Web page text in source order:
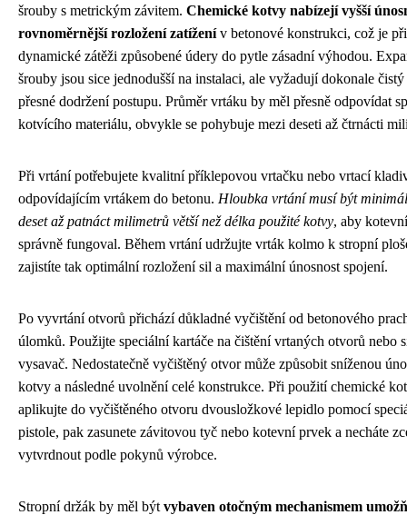
šrouby s metrickým závitem. Chemické kotvy nabízejí vyšší
rovnoměrnější rozložení zatíženív betonové konstrukci, což je při
dynamické zátěži způsobené údery do pytle zásadní výhodou.
šrouby jsou sice jednodušší na instalaci, ale vyžadují dokonale
přesné dodržení postupu. Průměr vrtáku by měl přesně odpovídat
kotvícího materiálu, obvykle se pohybuje mezi deseti až čtrnácti
Při vrtání potřebujete kvalitní příklepovou vrtačku nebo vrtací
odpovídajícím vrtákem do betonu. Hloubka vrtání musí být
deset až patnáct milimetrů větší než délka použité kotvy, aby
správně fungoval. Během vrtání udržujte vrták kolmo k stropní
zajistíte tak optimální rozložení sil a maximální únosnost spojení.
Po vyvrtání otvorů přichází důkladné vyčištění od betonového
úlomků. Použijte speciální kartáče na čištění vrtaných otvorů nebo
vysavač. Nedostatečně vyčištěný otvor může způsobit sníženou
kotvy a následné uvolnění celé konstrukce. Při použití chemické
aplikujte do vyčištěného otvoru dvousložkové lepidlo pomocí
pistole, pak zasunete závitovou tyč nebo kotevní prvek a necháte
vytvrdnout podle pokynů výrobce.
Stropní držák by měl být vybaven otočným mechanismem